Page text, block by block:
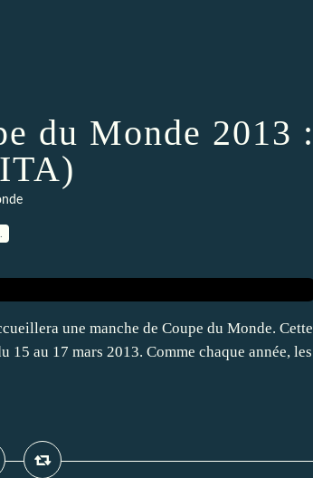
du Monde 2013 :
une manche de Coupe du Monde. Cette
au 17 mars 2013. Comme chaque année, les